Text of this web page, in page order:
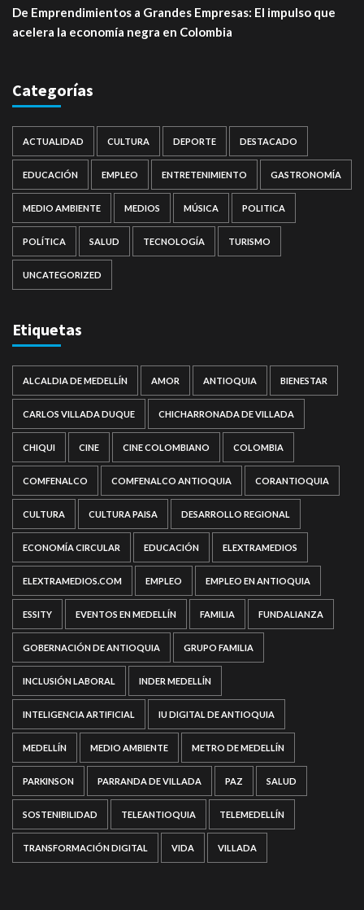
De Emprendimientos a Grandes Empresas: El impulso que
acelera la economía negra en Colombia
Categorías
ACTUALIDAD CULTURA DEPORTE DESTACADO
EDUCACIÓN EMPLEO ENTRETENIMIENTO GASTRONOMÍA
MEDIO AMBIENTE MEDIOS MÚSICA POLITICA
POLÍTICA SALUD TECNOLOGÍA TURISMO
UNCATEGORIZED
Etiquetas
ALCALDIA DE MEDELLÍN AMOR ANTIOQUIA BIENESTAR
CARLOS VILLADA DUQUE CHICHARRONADA DE VILLADA
CHIQUI CINE CINE COLOMBIANO COLOMBIA
COMFENALCO COMFENALCO ANTIOQUIA CORANTIOQUIA
CULTURA CULTURA PAISA DESARROLLO REGIONAL
ECONOMÍA CIRCULAR EDUCACIÓN ELEXTRAMEDIOS
ELEXTRAMEDIOS.COM EMPLEO EMPLEO EN ANTIOQUIA
ESSITY EVENTOS EN MEDELLÍN FAMILIA FUNDALIANZA
GOBERNACIÓN DE ANTIOQUIA GRUPO FAMILIA
INCLUSIÓN LABORAL INDER MEDELLÍN
INTELIGENCIA ARTIFICIAL IU DIGITAL DE ANTIOQUIA
MEDELLÍN MEDIO AMBIENTE METRO DE MEDELLÍN
PARKINSON PARRANDA DE VILLADA PAZ SALUD
SOSTENIBILIDAD TELEANTIOQUIA TELEMEDELLÍN
TRANSFORMACIÓN DIGITAL VIDA VILLADA